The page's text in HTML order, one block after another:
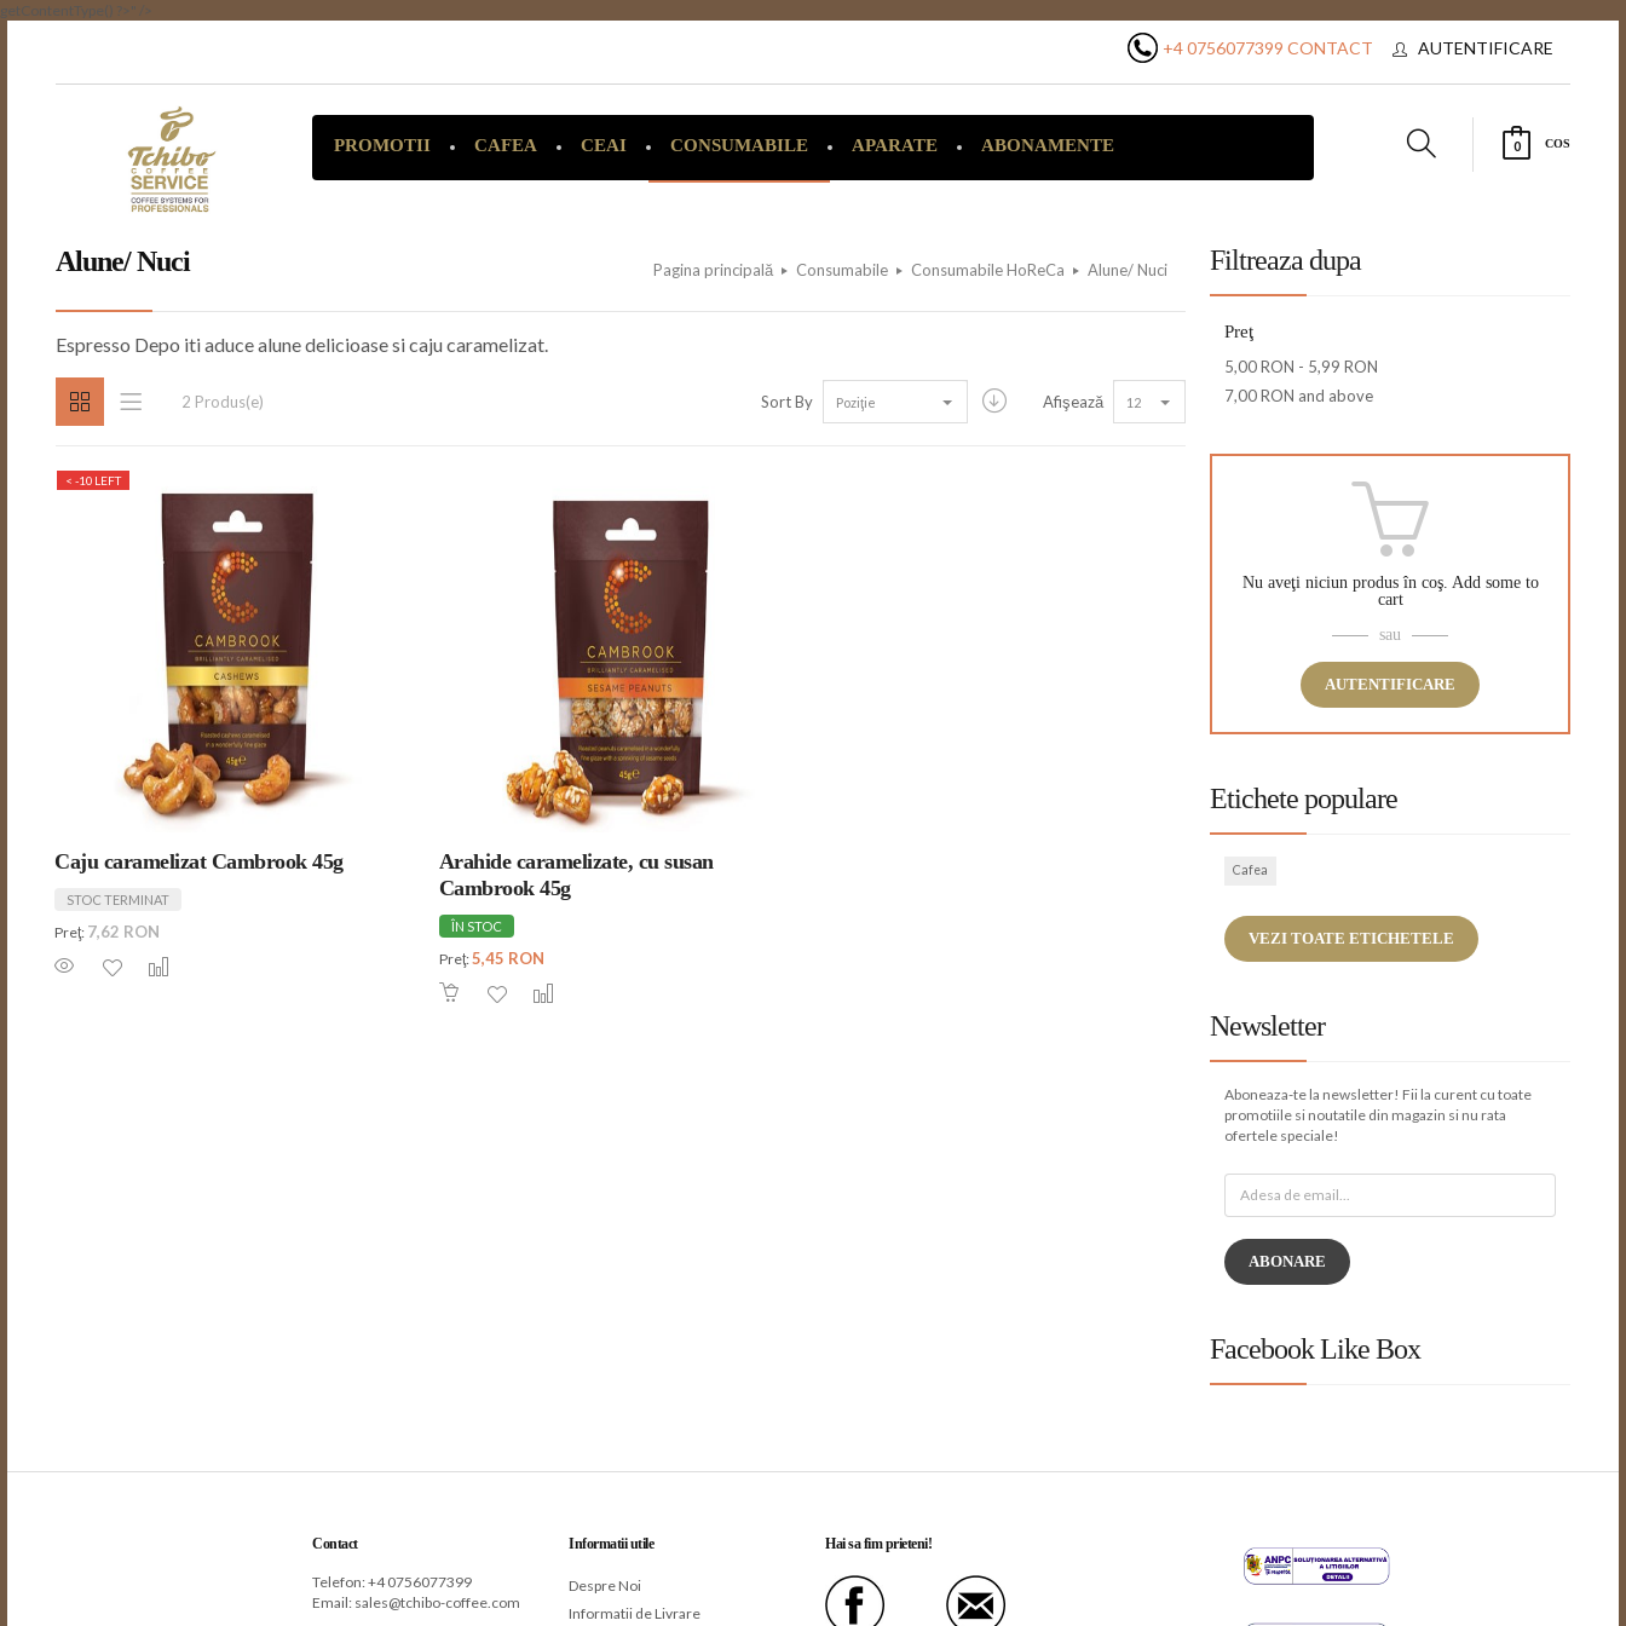
getContentType() ?>" />
+4 0756077399 CONTACT AUTENTIFICARE
PROMOTII CAFEA CEAI CONSUMABILE APARATE ABONAMENTE 0 COS
Alune/ Nuci Pagina principală Consumabile Consumabile HoReCa Alune/ Nuci
Espresso Depo iti aduce alune delicioase si caju caramelizat.
2 Produs(e) Afişează 12
Sort By Poziţie
< -10 LEFT
Caju caramelizat Cambrook 45g
STOC TERMINAT
Preţ: 7,62 RON
Arahide caramelizate, cu susan
Cambrook 45g
ÎN STOC
Preţ:5,45 RON
Filtreaza dupa
Preţ
5,00 RON - 5,99 RON
7,00 RON and above
Nu aveţi niciun produs în coş. Add some to
cart
sau
AUTENTIFICARE
Etichete populare
Cafea
VEZI TOATE ETICHETELE
Newsletter
Aboneaza-te la newsletter! Fii la curent cu toate
promotiile si noutatile din magazin si nu rata
ofertele speciale!
ABONARE
Facebook Like Box
Contact
Telefon: +4 0756077399
Email: sales@tchibo-coffee.com
Informatii utile
Despre Noi
Informatii de Livrare
Hai sa fim prieteni!